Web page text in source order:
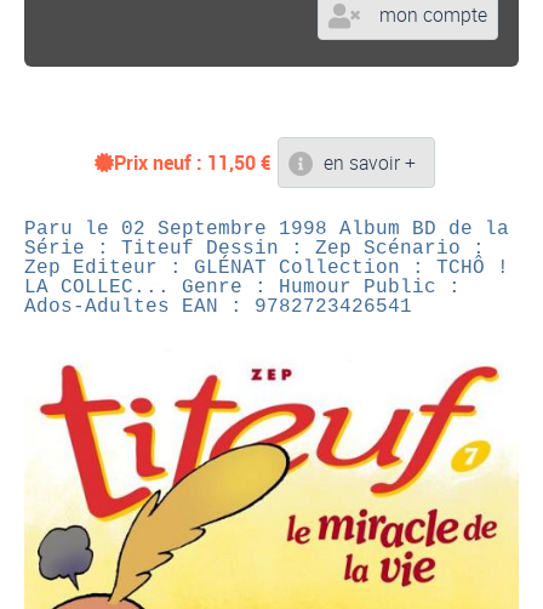
mon compte
Prix neuf : 11,50€ en savoir +
Paru le 02 Septembre 1998 Album BD de la
Série : Titeuf Dessin : Zep Scénario :
Zep Editeur : GLÉNAT Collection : TCHÔ !
LA COLLEC...
Genre : Humour Public :
Ados-Adultes EAN : 9782723426541